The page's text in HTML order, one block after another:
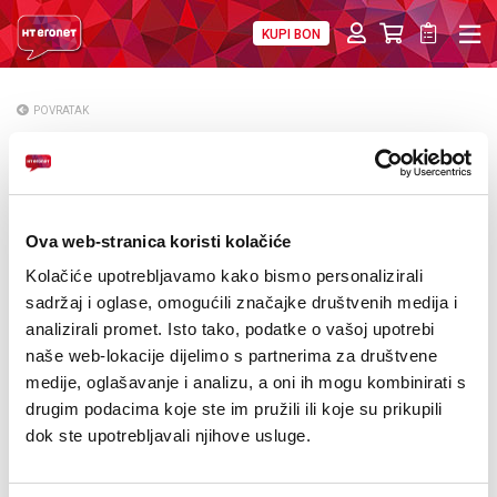
Ova web-stranica koristi kolačiće
Kolačiće upotrebljavamo kako bismo personalizirali
sadržaj i oglase, omogućili značajke društvenih medija i
analizirali promet. Isto tako, podatke o vašoj upotrebi
naše web-lokacije dijelimo s partnerima za društvene
medije, oglašavanje i analizu, a oni ih mogu kombinirati s
drugim podacima koje ste im pružili ili koje su prikupili
dok ste upotrebljavali njihove usluge.
KUPI BON
PRESS
NATJEČAJI
VELEPRODAJA
KONTAKTI
MOJ PROFIL
E-RAČUN
POVRATAK
Na zahtjev Nove TV, prestanak reemitiranja
programa u BiH